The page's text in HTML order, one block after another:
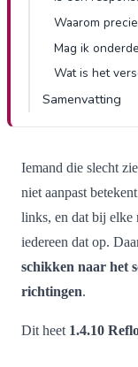
Waarom
Mag ik
Wat is het
Samenvatting
Iemand die slecht
niet aanpast
links, en dat bij elke
iedereen dat op.
schikken naar het
richtingen.
Dit heet 1.4.10